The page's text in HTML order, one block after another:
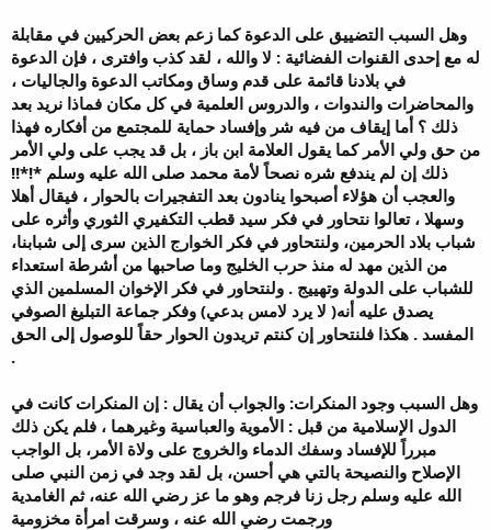
وهل السبب التضييق على الدعوة كما زعم بعض الحركيين في مقابلة
له مع إحدى القنوات الفضائية : لا والله ، لقد كذب وافترى ، فإن الدعوة
في بلادنا قائمة على قدم وساق ومكاتب الدعوة والجاليات ،
والمحاضرات والندوات ، والدروس العلمية في كل مكان فماذا نريد بعد
ذلك ؟ أما إيقاف من فيه شر وإفساد حماية للمجتمع من أفكاره فهذا
من حق ولي الأمر كما يقول العلامة ابن باز ، بل قد يجب على ولي الأمر
ذلك إن لم يندفع شره نصحاً لأمة محمد صلى الله عليه وسلم *!*!!
والعجب أن هؤلاء أصبحوا ينادون بعد التفجيرات بالحوار ، فيقال أهلا
وسهلا ، تعالوا نتحاور في فكر سيد قطب التكفيري الثوري وأثره على
شباب بلاد الحرمين، ولنتحاور في فكر الخوارج الذين سرى إلى شبابنا،
من الذين مهد له منذ حرب الخليج وما صاحبها من أشرطة استعداء
للشباب على الدولة وتهييج . ولنتحاور في فكر الإخوان المسلمين الذي
يصدق عليه أنه( لا يرد لامس بدعي) وفكر جماعة التبليغ الصوفي
المفسد . هكذا فلنتحاور إن كنتم تريدون الحوار حقاً للوصول إلى الحق
.
وهل السبب وجود المنكرات: والجواب أن يقال : إن المنكرات كانت في
الدول الإسلامية من قبل : الأموية والعباسية وغيرهما ، فلم يكن ذلك
مبرراً للإفساد وسفك الدماء والخروج على ولاة الأمر، بل الواجب
الإصلاح والنصيحة بالتي هي أحسن، بل لقد وجد في زمن النبي صلى
الله عليه وسلم رجل زنا فرجم وهو ما عز رضي الله عنه، ثم الغامدية
ورجمت رضي الله عنه ، وسرقت امرأة مخزومية